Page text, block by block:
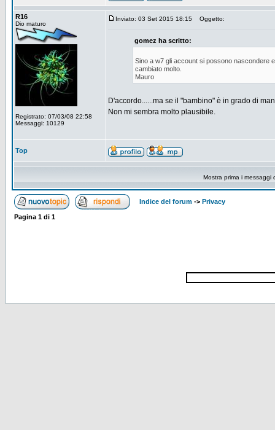
R16
Dio maturo
Registrato: 07/03/08 22:58
Messaggi: 10129
Inviato: 03 Set 2015 18:15 Oggetto:
gomez ha scritto:
Sino a w7 gli account si possono nascondere
cambiato molto.
Mauro
D'accordo......ma se il "bambino" è in grado di
Non mi sembra molto plausibile.
Top
Mostra prima i messaggi
Indice del forum -> Privacy
Pagina 1 di 1